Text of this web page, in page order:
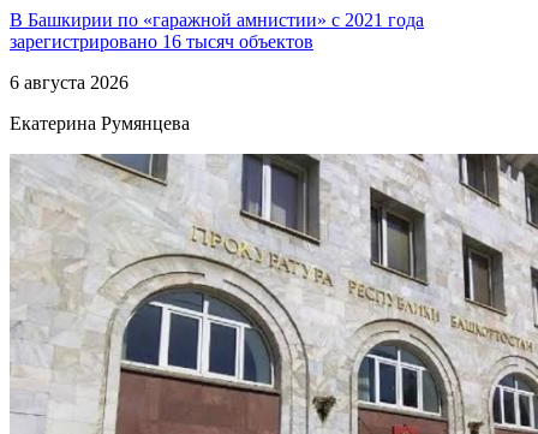
В Башкирии по «гаражной амнистии» с 2021 года
зарегистрировано 16 тысяч объектов
6 августа 2026
Екатерина Румянцева